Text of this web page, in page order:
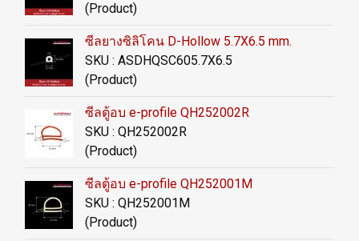
(Product)
ซีลยางซิลิโคน D-Hollow 5.7X6.5 mm.
SKU : ASDHQSC605.7X6.5
(Product)
ซีลตู้อบ e-profile QH252002R
SKU : QH252002R
(Product)
ซีลตู้อบ e-profile QH252001M
SKU : QH252001M
(Product)